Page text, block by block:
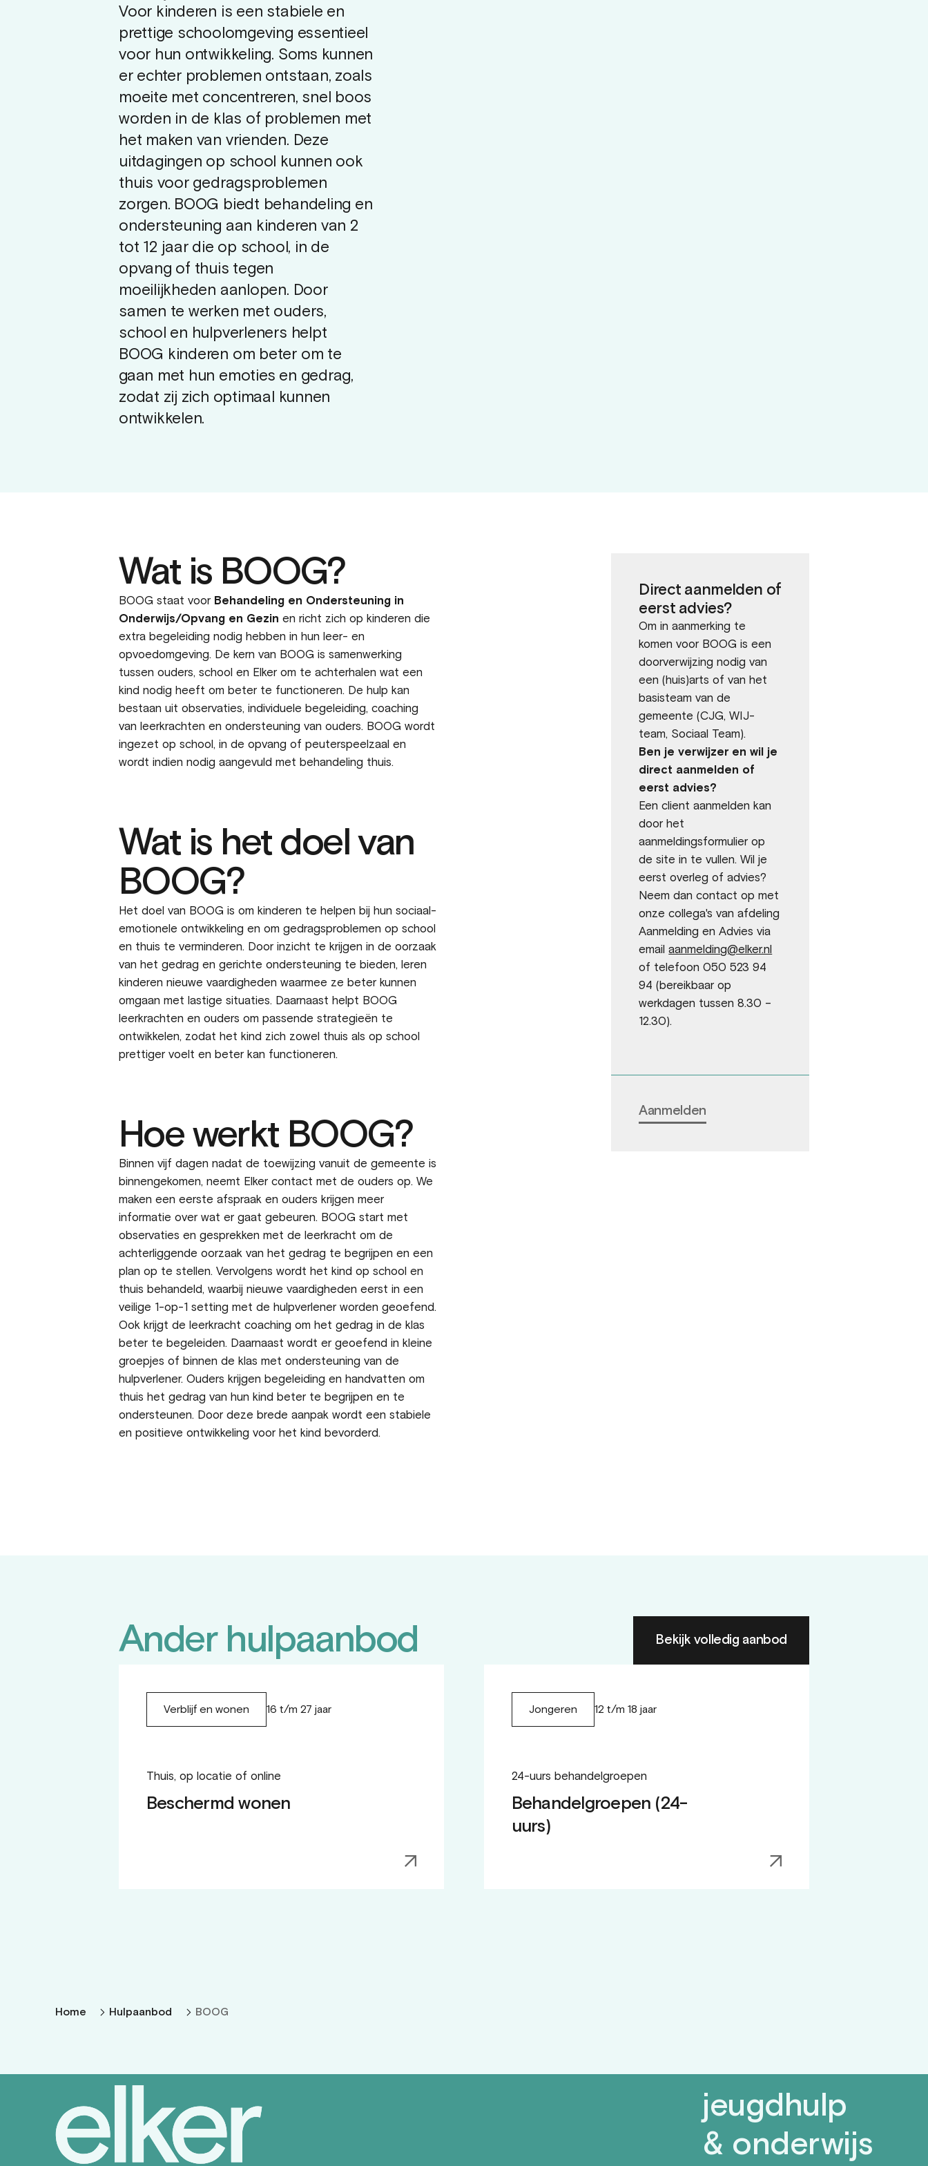
Voor kinderen is een stabiele en
prettige schoolomgeving essentieel
voor hun ontwikkeling. Soms kunnen
er echter problemen ontstaan, zoals
moeite met concentreren, snel boos
worden in de klas of problemen met
het maken van vrienden. Deze
uitdagingen op school kunnen ook
thuis voor gedragsproblemen
zorgen. BOOG biedt behandeling en
ondersteuning aan kinderen van 2
tot 12 jaar die op school, in de
opvang of thuis tegen
moeilijkheden aanlopen. Door
samen te werken met ouders,
school en hulpverleners helpt
BOOG kinderen om beter om te
gaan met hun emoties en gedrag,
zodat zij zich optimaal kunnen
ontwikkelen.
Wat is BOOG?
BOOG staat voor Behandeling en Ondersteuning in
Onderwijs/Opvang en Gezin en richt zich op kinderen die
extra begeleiding nodig hebben in hun leer- en
opvoedomgeving. De kern van BOOG is samenwerking
tussen ouders, school en Elker om te achterhalen wat een
kind nodig heeft om beter te functioneren. De hulp kan
bestaan uit observaties, individuele begeleiding, coaching
van leerkrachten en ondersteuning van ouders. BOOG wordt
ingezet op school, in de opvang of peuterspeelzaal en
wordt indien nodig aangevuld met behandeling thuis.
Wat is het doel van
BOOG?
Het doel van BOOG is om kinderen te helpen bij hun sociaal-
emotionele ontwikkeling en om gedragsproblemen op school
en thuis te verminderen. Door inzicht te krijgen in de oorzaak
van het gedrag en gerichte ondersteuning te bieden, leren
kinderen nieuwe vaardigheden waarmee ze beter kunnen
omgaan met lastige situaties. Daarnaast helpt BOOG
leerkrachten en ouders om passende strategieën te
ontwikkelen, zodat het kind zich zowel thuis als op school
prettiger voelt en beter kan functioneren.
Hoe werkt BOOG?
Binnen vijf dagen nadat de toewijzing vanuit de gemeente is
binnengekomen, neemt Elker contact met de ouders op. We
maken een eerste afspraak en ouders krijgen meer
informatie over wat er gaat gebeuren. BOOG start met
observaties en gesprekken met de leerkracht om de
achterliggende oorzaak van het gedrag te begrijpen en een
plan op te stellen. Vervolgens wordt het kind op school en
thuis behandeld, waarbij nieuwe vaardigheden eerst in een
veilige 1-op-1 setting met de hulpverlener worden geoefend.
Ook krijgt de leerkracht coaching om het gedrag in de klas
beter te begeleiden. Daarnaast wordt er geoefend in kleine
groepjes of binnen de klas met ondersteuning van de
hulpverlener. Ouders krijgen begeleiding en handvatten om
thuis het gedrag van hun kind beter te begrijpen en te
ondersteunen. Door deze brede aanpak wordt een stabiele
en positieve ontwikkeling voor het kind bevorderd.
Direct aanmelden of
eerst advies?
Om in aanmerking te
komen voor BOOG is een
doorverwijzing nodig van
een (huis)arts of van het
basisteam van de
gemeente (CJG, WIJ-
team, Sociaal Team).
Ben je verwijzer en wil je
direct aanmelden of
eerst advies?
Een client aanmelden kan
door het
aanmeldingsformulier op
de site in te vullen. Wil je
eerst overleg of advies?
Neem dan contact op met
onze collega's van afdeling
Aanmelding en Advies via
emailaanmelding@elker.nl
of telefoon 050 523 94
94 (bereikbaar op
werkdagen tussen 8.30 –
12.30).
Aanmelden
Ander hulpaanbod Bekijk volledig aanbod
Verblijf en wonen 16 t/m 27 jaar
Thuis, op locatie of online
Beschermd wonen
Jongeren 12 t/m 18 jaar
24-uurs behandelgroepen
Behandelgroepen (24-
uurs)
Home Hulpaanbod BOOG
jeugdhulp
& onderwijs